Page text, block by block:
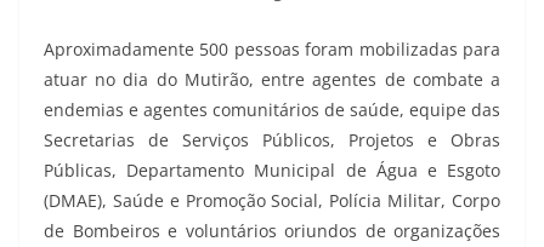
Aproximadamente 500 pessoas foram mobilizadas para
atuar no dia do Mutirão, entre agentes de combate a
endemias e agentes comunitários de saúde, equipe das
Secretarias de Serviços Públicos, Projetos e Obras
Públicas, Departamento Municipal de Água e Esgoto
(DMAE), Saúde e Promoção Social, Polícia Militar, Corpo
de Bombeiros e voluntários oriundos de organizações